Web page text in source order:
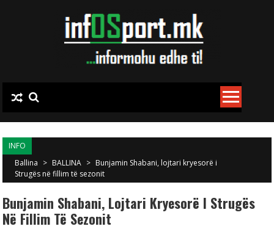
INFO
Ballina > BALLINA > Bunjamin Shabani, lojtari kryesorë i
Strugës në fillim të sezonit
Bunjamin Shabani, Lojtari Kryesorë I Strugës
Në Fillim Të Sezonit